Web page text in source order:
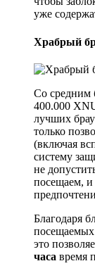
уже
Храбрый
Со средним
400.000
лучших
только
(включая
систему
не
посещаем,
Благодаря
посещаемых
это
часа время